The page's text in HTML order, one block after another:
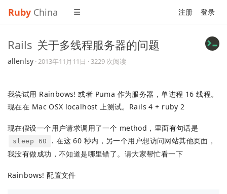
Ruby China 注册 登录
Rails 关于多线程服务器的问题
allenlsy ·2013年11月11日 · 3229 次阅读
我尝试用 Rainbows! 或者 Puma 作为服务器，单进程 16 线程。
现在在 Mac OSX localhost 上测试。Rails 4 + ruby 2
现在假设一个用户请求调用了一个 method，里面有句话是
sleep 60
. 在这 60 秒内，另一个用户想访问网站其他页面，
我没有做成功，不知道是哪里错了。请大家帮忙看一下
Rainbows! 配置文件